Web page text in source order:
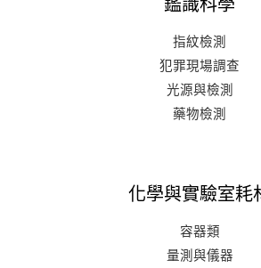
指紋檢測
犯罪現場調查
光源與檢測
藥物檢測
化學與實驗室耗
容器類
量測與儀器